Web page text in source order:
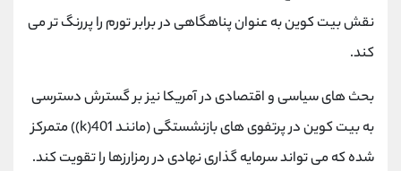
نقش بیت کوین به عنوان پناهگاهی در برابر تورم را پررنگ تر می
کند.
بحث های سیاسی و اقتصادی در آمریکا نیز بر گسترش دسترسی
به بیت کوین در پرتفوی های بازنشستگی (مانند 401(k)) متمرکز
شده که می تواند سرمایه گذاری نهادی در رمزارزها را تقویت کند.
کانال تلگرام @alirezamehrabi_com